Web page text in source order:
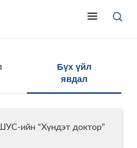
Бүх үйл
явдал
ийн “Хүндэт доктор”